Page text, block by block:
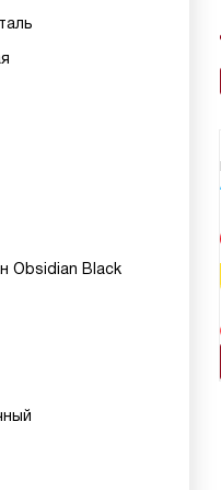
Obsidian Black